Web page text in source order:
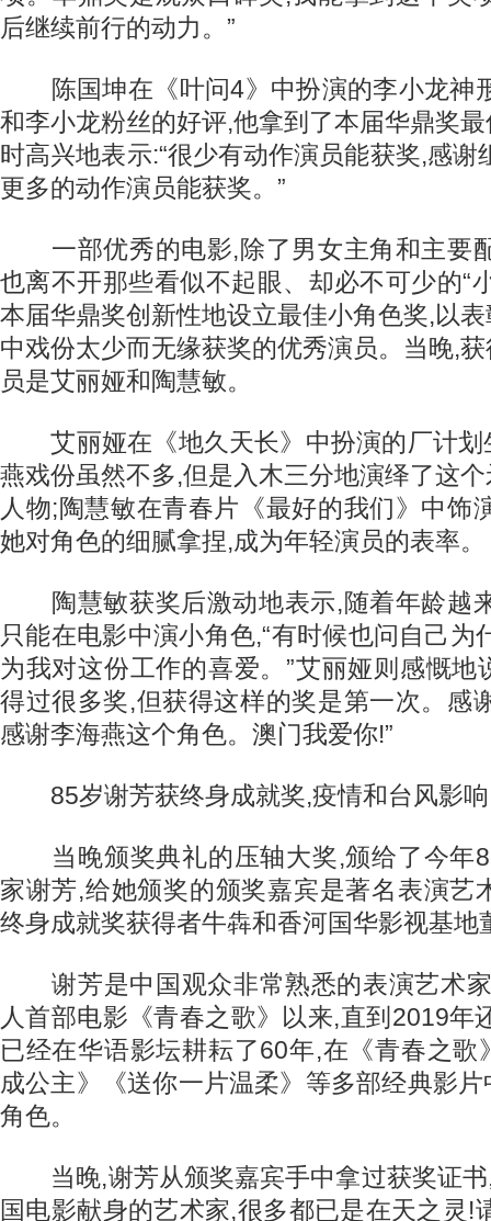
后继续前行的动力。”
陈国坤在《叶问4》中扮演的李小龙神
和李小龙粉丝的好评,他拿到了本届华鼎奖
时高兴地表示:“很少有动作演员能获奖,感谢
更多的动作演员能获奖。”
一部优秀的电影,除了男女主角和主要
也离不开那些看似不起眼、却必不可少的“
本届华鼎奖创新性地设立最佳小角色奖,以
中戏份太少而无缘获奖的优秀演员。当晚,
员是艾丽娅和陶慧敏。
艾丽娅在《地久天长》中扮演的厂计划
燕戏份虽然不多,但是入木三分地演绎了这
人物;陶慧敏在青春片《最好的我们》中饰
她对角色的细腻拿捏,成为年轻演员的表率。
陶慧敏获奖后激动地表示,随着年龄越
只能在电影中演小角色,“有时候也问自己为
为我对这份工作的喜爱。”艾丽娅则感慨地
得过很多奖,但获得这样的奖是第一次。感
感谢李海燕这个角色。澳门我爱你!”
85岁谢芳获终身成就奖,疫情和台风影响
当晚颁奖典礼的压轴大奖,颁给了今年
家谢芳,给她颁奖的颁奖嘉宾是著名表演艺
终身成就奖获得者牛犇和香河国华影视基地
谢芳是中国观众非常熟悉的表演艺术家
人首部电影《青春之歌》以来,直到2019年
已经在华语影坛耕耘了60年,在《青春之歌
成公主》《送你一片温柔》等多部经典影
角色。
当晚,谢芳从颁奖嘉宾手中拿过获奖证书,
国电影献身的艺术家,很多都已是在天之灵!